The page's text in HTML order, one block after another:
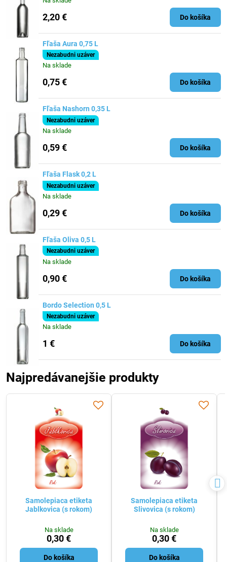
2,20 € Do košíka
Fľaša Aura 0,75 L
Nezabudni uzáver
Na sklade
0,75 € Do košíka
Fľaša Nashorn 0,35 L
Nezabudni uzáver
Na sklade
0,59 € Do košíka
Fľaša Flask 0,2 L
Nezabudni uzáver
Na sklade
0,29 € Do košíka
Fľaša Oliva 0,5 L
Nezabudni uzáver
Na sklade
0,90 € Do košíka
Bordo Selection 0,5 L
Nezabudni uzáver
Na sklade
1 € Do košíka
Najpredávanejšie produkty
Samolepiaca etiketa
Jablkovica (s rokom)
Na sklade
0,30 €
Do košíka
Samolepiaca etiketa
Slivovica (s rokom)
Na sklade
0,30 €
Do košíka